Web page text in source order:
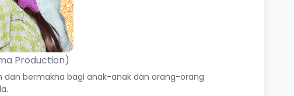
Production)
bermakna bagi anak-anak dan orang-orang